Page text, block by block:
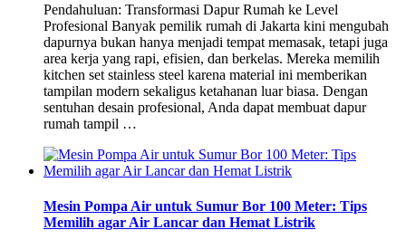
Pendahuluan: Transformasi Dapur Rumah ke Level
Profesional Banyak pemilik rumah di Jakarta kini mengubah
dapurnya bukan hanya menjadi tempat memasak, tetapi juga
area kerja yang rapi, efisien, dan berkelas. Mereka memilih
kitchen set stainless steel karena material ini memberikan
tampilan modern sekaligus ketahanan luar biasa. Dengan
sentuhan desain profesional, Anda dapat membuat dapur
rumah tampil …
Mesin Pompa Air untuk Sumur Bor 100 Meter: Tips
Memilih agar Air Lancar dan Hemat Listrik